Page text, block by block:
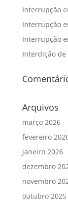
Interrupção
Interrupção
Interrupção
Interdição de
Arquivos
março 2026
fevereiro
janeiro 2026
dezembro
novembro
outubro 2025